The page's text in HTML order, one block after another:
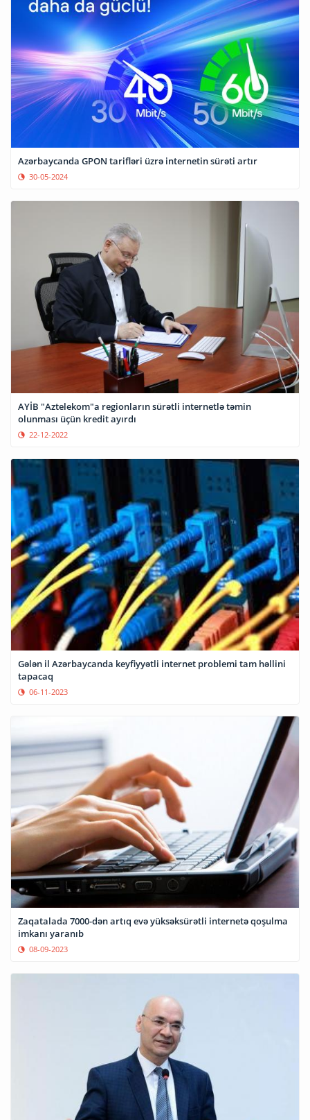
Azərbaycanda GPON tarifləri üzrə internetin sürəti artır
30-05-2024
AYİB "Aztelekom"a regionların sürətli internetlə təmin
olunması üçün kredit ayırdı
22-12-2022
Gələn il Azərbaycanda keyfiyyətli internet problemi tam həllini
tapacaq
06-11-2023
Zaqatalada 7000-dən artıq evə yüksəksürətli internetə qoşulma
imkanı yaranıb
08-09-2023